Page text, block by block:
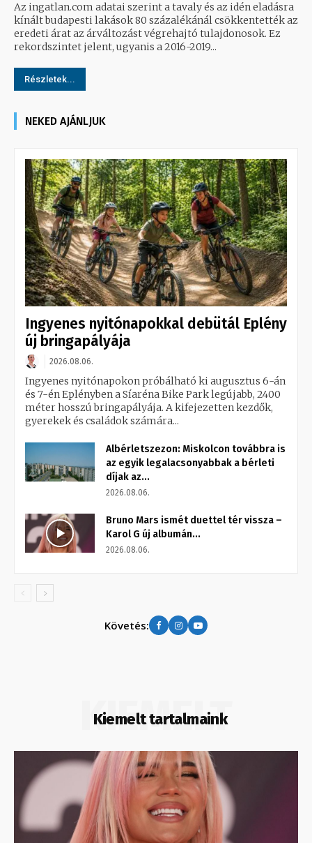
Az ingatlan.com adatai szerint a tavaly és az idén eladásra
kínált budapesti lakások 80 százalékánál csökkentették az
eredeti árat az árváltozást végrehajtó tulajdonosok. Ez
rekordszintet jelent, ugyanis a 2016-2019...
Részletek...
NEKED AJÁNLJUK
Ingyenes nyitónapokkal debütál Eplény
új bringapályája
2026.08.06.
Ingyenes nyitónapokon próbálható ki augusztus 6-án
és 7-én Eplényben a Síaréna Bike Park legújabb, 2400
méter hosszú bringapályája. A kifejezetten kezdők,
gyerekek és családok számára...
Albérletszezon: Miskolcon továbbra is
az egyik legalacsonyabbak a bérleti
díjak az...
2026.08.06.
Bruno Mars ismét duettel tér vissza –
Karol G új albumán...
2026.08.06.
Követés:
Kiemelt tartalmaink
KIEMELT